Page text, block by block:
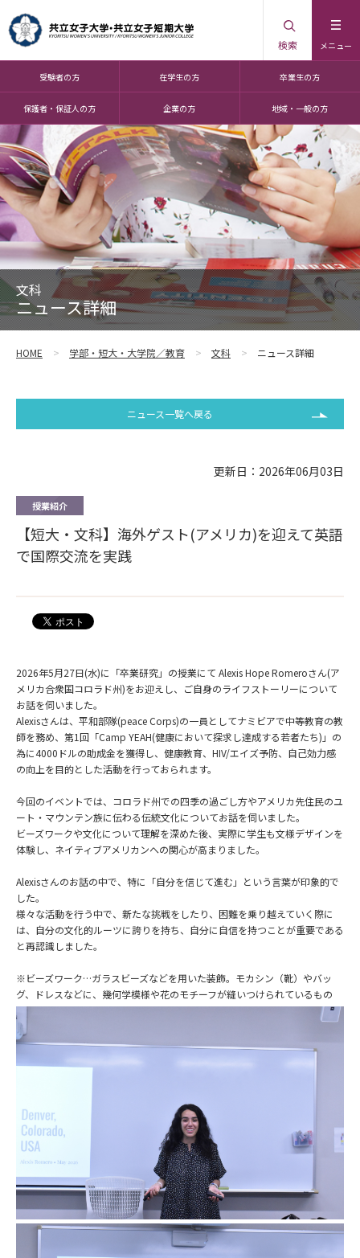
メニュー
検索
受験者の方 在学生の方 卒業生の方
保護者・保証人の方 企業の方 地域・一般の方
文科
ニュース詳細
HOME 学部・短大・大学院／教育 文科 ニュース詳細
ニュース一覧へ戻る
更新日：2026年06月03日
授業紹介
【短大・文科】海外ゲスト(アメリカ)を迎えて英語
で国際交流を実践
2026年5月27日(水)に「卒業研究」の授業にて Alexis Hope Romeroさん(ア
メリカ合衆国コロラド州)をお迎えし、ご自身のライフストーリーについて
お話を伺いました。
Alexisさんは、平和部隊(peace Corps)の一員としてナミビアで中等教育の教
師を務め、第1回「Camp YEAH(健康において探求し達成する若者たち) 」の
為に4000 ドルの助成金を獲得し、健康教育、 HIV/エイズ予防、自己効力感
の向上を目的とした活動を行っておられます。
今回のイベントでは、コロラド州での四季の過ごし方やアメリカ先住民のユ
ート・マウンテン族に伝わる伝統文化についてお話を伺いました。
ビーズワークや文化について理解を深めた後、実際に学生も文様デザインを
体験し、ネイティブアメリカンへの関心が高まりました。
Alexisさんのお話の中で、特に「自分を信じて進む」という言葉が印象的で
した。
様々な活動を行う中で、新たな挑戦をしたり、困難を乗り越えていく際に
は、自分の文化的ルーツに誇りを持ち、自分に自信を持つことが重要である
と再認識しました。
※ビーズワーク…ガラスビーズなどを用いた装飾。モカシン（靴）やバッ
グ、ドレスなどに、幾何学模様や花のモチーフが縫いつけられているもの